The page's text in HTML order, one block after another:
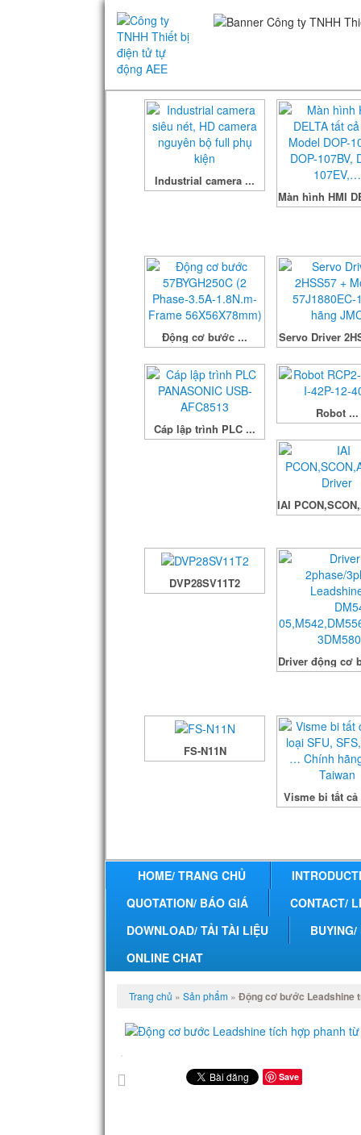
Industrial camera ...
Màn hình HMI
Động cơ bước ... Servo Driver
Cáp lập trình PLC ...
Robot ...
IAI
DVP28SV11T2
Driver động cơ
FS-N11N
Visme bi tất cả
HOME/ TRANG CHỦ
QUOTATION/ BÁO GIÁ
CONTACT/
DOWNLOAD/ TẢI TÀI LIỆU
ONLINE CHAT
Trang chủ » Sản phẩm » Động cơ bước Leadshine
Save